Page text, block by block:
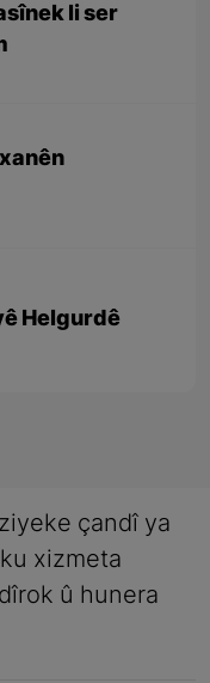
li ser
Helgurdê
çandî ya
xizmeta
û hunera